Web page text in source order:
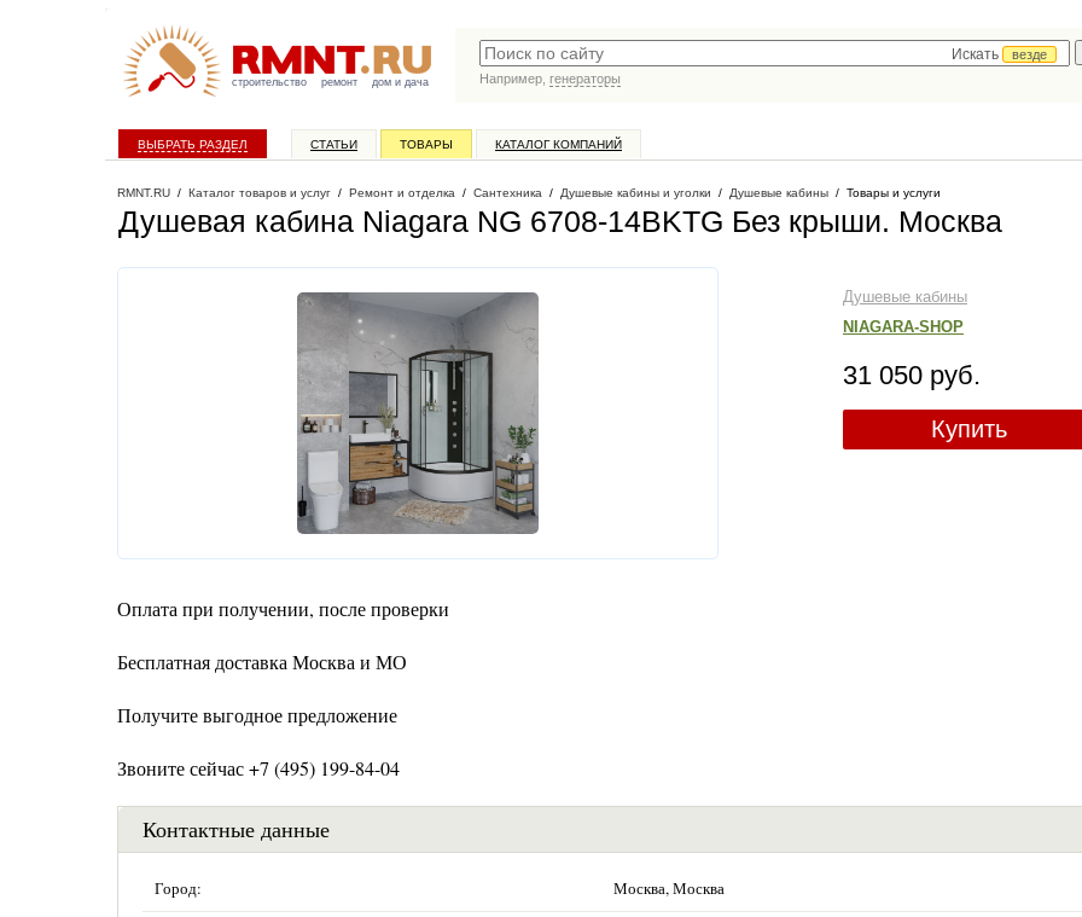
строительство ремонт дом и дача
Искать
везде
Например, генераторы
ВЫБРАТЬ РАЗДЕЛ СТАТЬИ ТОВАРЫ КАТАЛОГ КОМПАНИЙ
RMNT.RU / Каталог товаров и услуг / Ремонт и отделка / Сантехника / Душевые кабины и уголки / Душевые кабины / Товары и услуги
Душевая кабина Niagara NG 6708-14BKTG Без крыши. Москва
Душевые кабины
NIAGARA-SHOP
31 050 руб.
Купить
Оплата при получении, после проверки
Бесплатная доставка Москва и МО
Получите выгодное предложение
Звоните сейчас +7 (495) 199-84-04
Контактные данные
Город: Москва, Москва